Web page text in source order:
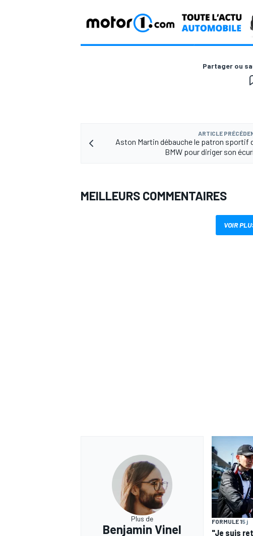
Partager ou
ARTICLE
Aston Martin débauche le patron sportif
BMW pour diriger son
MEILLEURS COMMENTAIRES
VOIR
Plus de
Benjamin Vinel
FORMULE 15 j
"Je suis